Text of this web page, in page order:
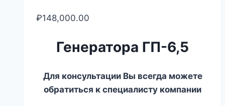
₽148,000.00
Генератора ГП-6,5
Для консультации Вы всегда можете
обратиться к специалисту компании